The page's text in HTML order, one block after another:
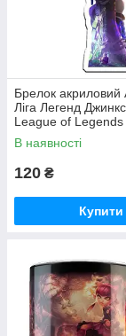
Брелок акриловий
Ліга Легенд
League of
В наявності
120 ₴
Купити